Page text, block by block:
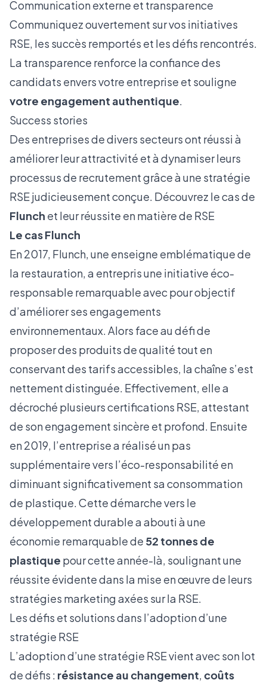
Communication externe et transparence
Communiquez ouvertement sur vos initiatives
RSE, les succès remportés et les défis rencontrés.
La transparence renforce la confiance des
candidats envers votre entreprise et souligne
votre engagement authentique.
Success stories
Des entreprises de divers secteurs ont réussi à
améliorer leur attractivité et à dynamiser leurs
processus de recrutement grâce à une stratégie
RSE judicieusement conçue. Découvrez le cas de
Flunch et leur réussite en matière de RSE
Le cas Flunch
En 2017, Flunch, une enseigne emblématique de
la restauration, a entrepris une initiative éco-
responsable remarquable avec pour objectif
d’améliorer ses engagements
environnementaux. Alors face au défi de
proposer des produits de qualité tout en
conservant des tarifs accessibles, la chaîne s’est
nettement distinguée. Effectivement, elle a
décroché plusieurs certifications RSE, attestant
de son engagement sincère et profond. Ensuite
en 2019, l’entreprise a réalisé un pas
supplémentaire vers l’éco-responsabilité en
diminuant significativement sa consommation
de plastique. Cette démarche vers le
développement durable a abouti à une
économie remarquable de 52 tonnes de
plastique pour cette année-là, soulignant une
réussite évidente dans la mise en œuvre de leurs
stratégies marketing axées sur la RSE.
Les défis et solutions dans l’adoption d’une
stratégie RSE
L’adoption d’une stratégie RSE vient avec son lot
de défis : résistance au changement, coûts